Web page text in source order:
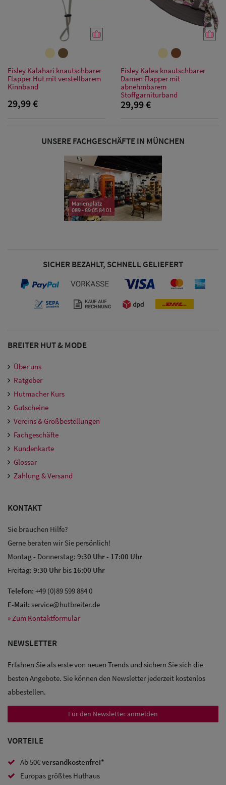
Damen UV-
Schutz Caps
Damen
Bandana Caps
Damen
Sonnenschilder
Damen
Snapback Caps
Damen Caps
Großgrößen
Sale: Caps
Caps
Sale: Army
Caps
Trucker
Caps
Eisley Kalahari knautschbarer
Flapper Hut mit verstellbarem
Kinnband
29,99 €
Eisley Kalea knautschbarer
Damen Flapper mit
abnehmbarem
Stoffgarniturband
29,99 €
UNSERE FACHGESCHÄFTE IN MÜNCHEN
Marienplatz
089 - 89 05 84 01
SICHER BEZAHLT, SCHNELL GELIEFERT
BREITER HUT & MODE
Über uns
Ratgeber
Hutmacher Kurs
Gutscheine
Vereins & Großbestellungen
Fachgeschäfte
Kundenkarte
Glossar
Zahlung & Versand
KONTAKT
Sie brauchen Hilfe?
Gerne beraten wir Sie persönlich!
Montag - Donnerstag: 9:30 Uhr- 17:00 Uhr
Freitag: 9:30 Uhr bis 16:00 Uhr
Telefon: +49 (0)89 599 884 0
E-Mail: service@hutbreiter.de
» Zum Kontaktformular
NEWSLETTER
Erfahren Sie als erste von neuen Trends und sichern Sie sich die
besten Angebote. Sie können den Newsletter jederzeit kostenlos
abbestellen.
Für den Newsletter anmelden
VORTEILE
Ab 50€versandkostenfrei*
Europas größtes Huthaus